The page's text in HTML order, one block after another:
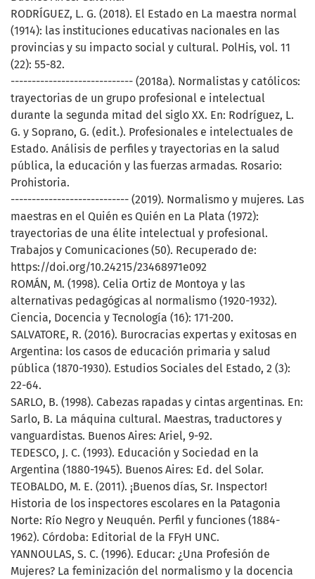
RODRÍGUEZ, L. G. (2018). El Estado en La maestra normal
(1914): las instituciones educativas nacionales en las
provincias y su impacto social y cultural. PolHis, vol. 11
(22): 55-82.
----------------------------- (2018a). Normalistas y católicos:
trayectorias de un grupo profesional e intelectual
durante la segunda mitad del siglo XX. En: Rodríguez, L.
G. y Soprano, G. (edit.). Profesionales e intelectuales de
Estado. Análisis de perfiles y trayectorias en la salud
pública, la educación y las fuerzas armadas. Rosario:
Prohistoria.
---------------------------- (2019). Normalismo y mujeres. Las
maestras en el Quién es Quién en La Plata (1972):
trayectorias de una élite intelectual y profesional.
Trabajos y Comunicaciones (50). Recuperado de:
https://doi.org/10.24215/23468971e092
ROMÁN, M. (1998). Celia Ortiz de Montoya y las
alternativas pedagógicas al normalismo (1920-1932).
Ciencia, Docencia y Tecnología (16): 171-200.
SALVATORE, R. (2016). Burocracias expertas y exitosas en
Argentina: los casos de educación primaria y salud
pública (1870-1930). Estudios Sociales del Estado, 2 (3):
22-64.
SARLO, B. (1998). Cabezas rapadas y cintas argentinas. En:
Sarlo, B. La máquina cultural. Maestras, traductores y
vanguardistas. Buenos Aires: Ariel, 9-92.
TEDESCO, J. C. (1993). Educación y Sociedad en la
Argentina (1880-1945). Buenos Aires: Ed. del Solar.
TEOBALDO, M. E. (2011). ¡Buenos días, Sr. Inspector!
Historia de los inspectores escolares en la Patagonia
Norte: Río Negro y Neuquén. Perfil y funciones (1884-
1962). Córdoba: Editorial de la FFyH UNC.
YANNOULAS, S. C. (1996). Educar: ¿Una Profesión de
Mujeres? La feminización del normalismo y la docencia